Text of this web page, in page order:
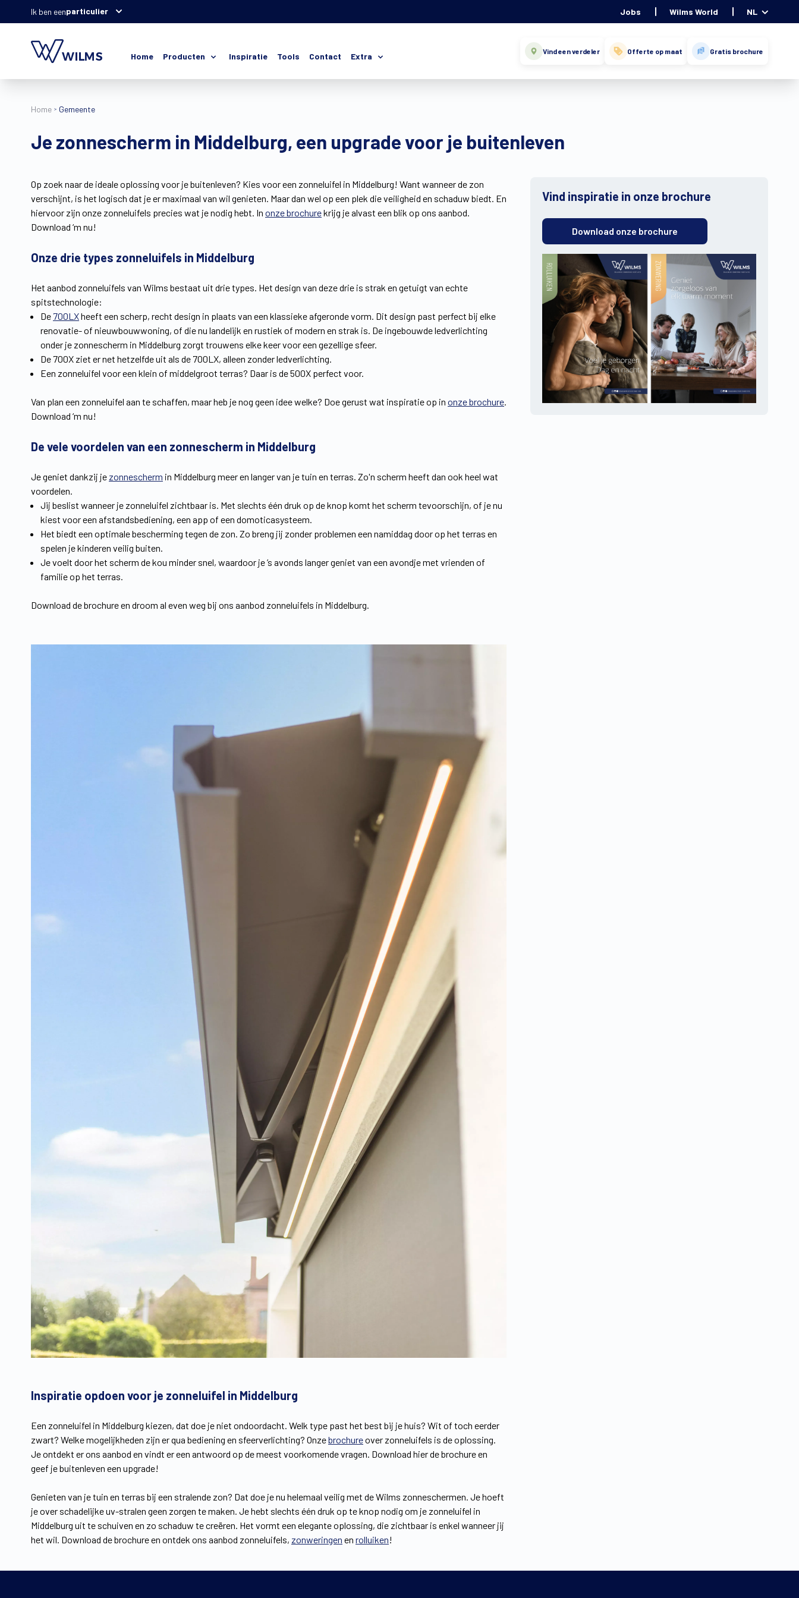
Ik ben eenparticulier Jobs Wilms World NL
Home Producten Inspiratie Tools Contact Extra Vind een verdeler Offerte op maat Gratis brochure
Home Gemeente
Je zonnescherm in Middelburg, een upgrade voor je buitenleven
Op zoek naar de ideale oplossing voor je buitenleven? Kies voor een zonneluifel in Middelburg! Want wanneer de zon
verschijnt, is het logisch dat je er maximaal van wil genieten. Maar dan wel op een plek die veiligheid en schaduw biedt. En
hiervoor zijn onze zonneluifels precies wat je nodig hebt. In onze brochurekrijg je alvast een blik op ons aanbod.
Download ‘m nu!
Onze drie types zonneluifels in Middelburg
Het aanbod zonneluifels van Wilms bestaat uit drie types. Het design van deze drie is strak en getuigt van echte
spitstechnologie:
De 700LXheeft een scherp, recht design in plaats van een klassieke afgeronde vorm. Dit design past perfect bij elke
renovatie- of nieuwbouwwoning, of die nu landelijk en rustiek of modern en strak is. De ingebouwde ledverlichting
onder je zonnescherm in Middelburg zorgt trouwens elke keer voor een gezellige sfeer.
De 700X ziet er net hetzelfde uit als de 700LX, alleen zonder ledverlichting.
Een zonneluifel voor een klein of middelgroot terras? Daar is de 500X perfect voor.
Van plan een zonneluifel aan te schaffen, maar heb je nog geen idee welke? Doe gerust wat inspiratie op in onze brochure.
Download ‘m nu!
De vele voordelen van een zonnescherm in Middelburg
Je geniet dankzij je zonnescherm in Middelburg meer en langer van je tuin en terras. Zo'n scherm heeft dan ook heel wat
voordelen.
Jij beslist wanneer je zonneluifel zichtbaar is. Met slechts één druk op de knop komt het scherm tevoorschijn, of je nu
kiest voor een afstandsbediening, een app of een domoticasysteem.
Het biedt een optimale bescherming tegen de zon. Zo breng jij zonder problemen een namiddag door op het terras en
spelen je kinderen veilig buiten.
Je voelt door het scherm de kou minder snel, waardoor je ’s avonds langer geniet van een avondje met vrienden of
familie op het terras.
Download de brochure en droom al even weg bij ons aanbod zonneluifels in Middelburg.
Inspiratie opdoen voor je zonneluifel in Middelburg
Een zonneluifel in Middelburg kiezen, dat doe je niet ondoordacht. Welk type past het best bij je huis? Wit of toch eerder
zwart? Welke mogelijkheden zijn er qua bediening en sfeerverlichting? Onzebrochureover zonneluifels is de oplossing.
Je ontdekt er ons aanbod en vindt er een antwoord op de meest voorkomende vragen. Download hier de brochure en
geef je buitenleven een upgrade!
Genieten van je tuin en terras bij een stralende zon? Dat doe je nu helemaal veilig met de Wilms zonneschermen. Je hoeft
je over schadelijke uv-stralen geen zorgen te maken. Je hebt slechts één druk op te knop nodig om je zonneluifel in
Middelburg uit te schuiven en zo schaduw te creëren. Het vormt een elegante oplossing, die zichtbaar is enkel wanneer jij
het wil. Download de brochure en ontdek ons aanbod zonneluifels, zonweringen en rolluiken!
Vind inspiratie in onze brochure
Download onze brochure